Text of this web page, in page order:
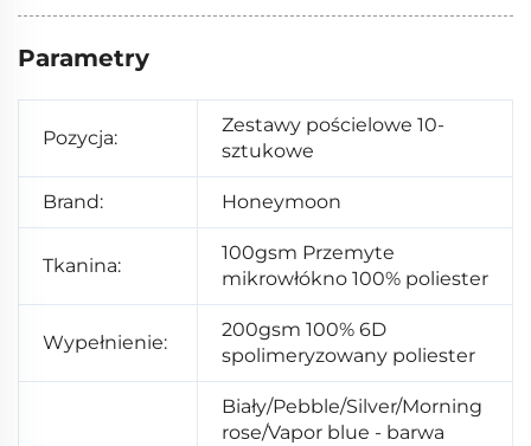
Parametry
Pozycja:
Zestawy pościelowe 10-
sztukowe
Brand: Honeymoon
Tkanina:
100gsm Przemyte
mikrowłókno 100% poliester
Wypełnienie:
200gsm 100% 6D
spolimeryzowany poliester
Biały/Pebble/Silver/Morning
rose/Vapor blue - barwa